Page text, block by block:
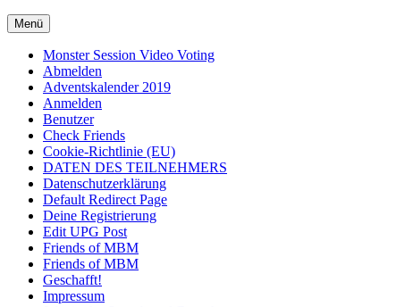
Menü
Monster Session Video Voting
Abmelden
Adventskalender 2019
Anmelden
Benutzer
Check Friends
Cookie-Richtlinie (EU)
DATEN DES TEILNEHMERS
Datenschutzerklärung
Default Redirect Page
Deine Registrierung
Edit UPG Post
Friends of MBM
Friends of MBM
Geschafft!
Impressum